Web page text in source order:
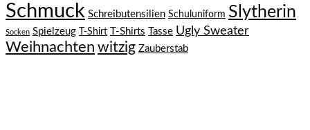
Schmuck Schreibutensilien Schuluniform Slytherin
Socken Spielzeug T-Shirt T-Shirts Tasse Ugly Sweater
Weihnachten witzig Zauberstab